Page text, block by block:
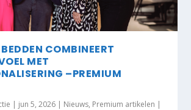
COMBINEERT
MET
–PREMIUM
| jun 5, 2026 | Nieuws, Premium artikelen |